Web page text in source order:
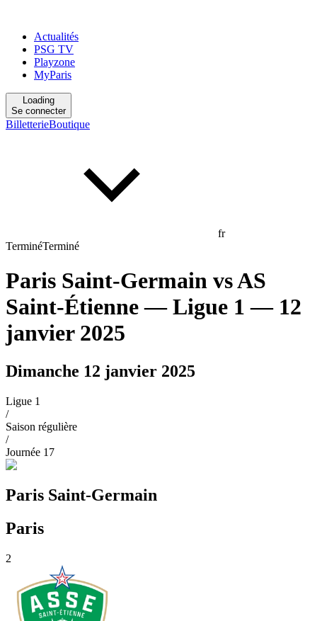
Actualités
PSG TV
Playzone
MyParis
Loading
Se connecter
BilletterieBoutique
fr
TerminéTerminé
Paris Saint-Germain vsAS
Saint-Étienne— Ligue 1 — 12
janvier 2025
Dimanche 12 janvier 2025
Ligue 1
/
Saison régulière
/
Journée 17
Paris Saint-Germain
Paris
2